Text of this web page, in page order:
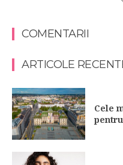
COMENTARII
ARTICOLE
Cele